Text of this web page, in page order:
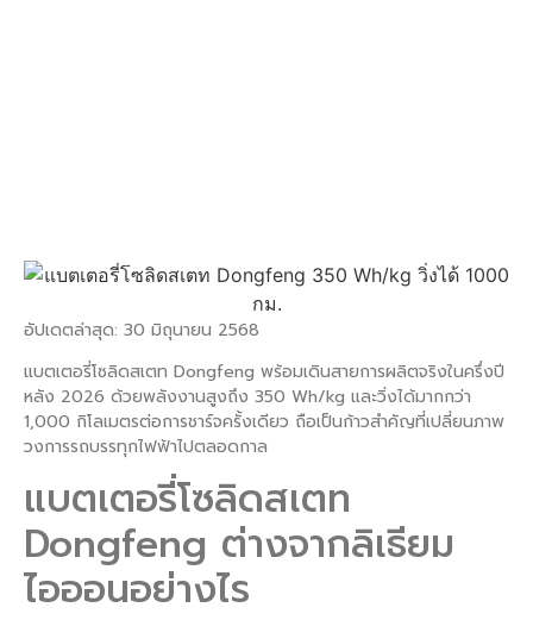
อัปเดตล่าสุด: 30 มิถุนายน 2568
แบตเตอรี่โซลิดสเตท Dongfeng พร้อมเดินสายการผลิตจริงในครึ่งปี
หลัง 2026 ด้วยพลังงานสูงถึง 350 Wh/kg และวิ่งได้มากกว่า
1,000 กิโลเมตรต่อการชาร์จครั้งเดียว ถือเป็นก้าวสำคัญที่เปลี่ยนภาพ
วงการรถบรรทุกไฟฟ้าไปตลอดกาล
แบตเตอรี่โซลิดสเตท
Dongfeng ต่างจากลิเธียม
ไอออนอย่างไร